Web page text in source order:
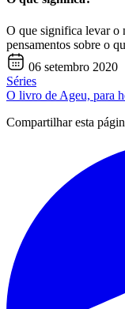
O que significa levar o
pensamentos sobre o
06 setembro 2020
Séries
O livro de Ageu, para
Compartilhar esta